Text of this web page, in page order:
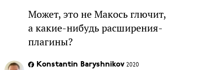
Может, это не Макось глючит,
а какие-нибудь расширения-
плагины?
Konstantin Baryshnikov 2020